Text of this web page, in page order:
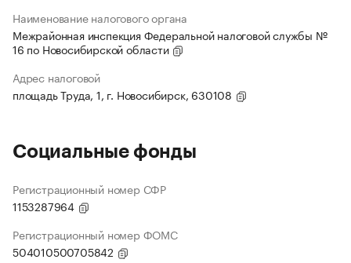
Наименование налогового органа
Межрайонная инспекция Федеральной налоговой службы №
16 по Новосибирской области
Адрес налоговой
площадь Труда, 1, г. Новосибирск, 630108
Социальные фонды
Регистрационный номер СФР
1153287964
Регистрационный номер ФОМС
504010500705842